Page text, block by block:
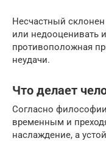
Несчастный
или недооценивать
противоположная
неудачи.
Что делает
Согласно философии
временным и
наслаждение, а